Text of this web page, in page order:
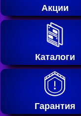
Акции
Каталоги
Гарантия